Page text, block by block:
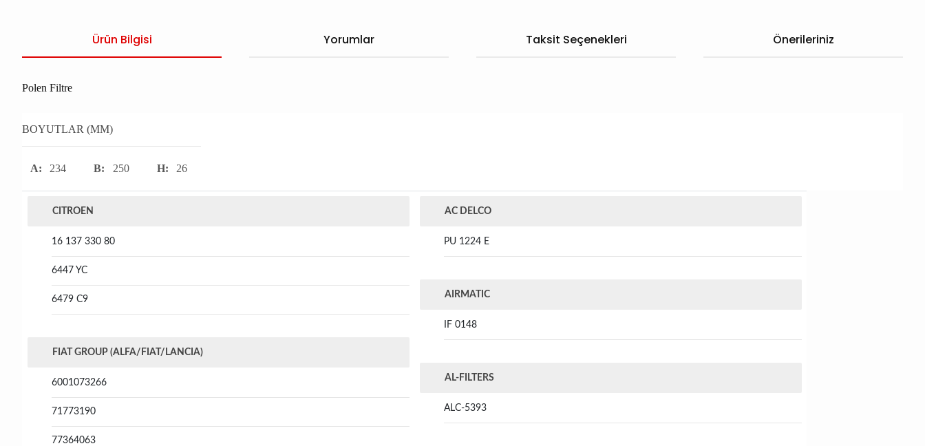
Ürün Bilgisi Yorumlar Taksit Seçenekleri Önerileriniz
Polen Filtre
BOYUTLAR (MM)
A: 234 B: 250 H: 26
CITROEN
16 137 330 80
6447 YC
6479 C9
FIAT GROUP (ALFA/FIAT/LANCIA)
6001073266
71773190
77364063
AC DELCO
PU 1224 E
AIRMATIC
IF 0148
AL-FILTERS
ALC-5393